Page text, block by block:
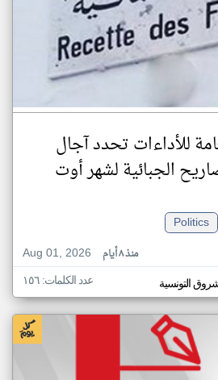
للأداءات تحدد آجال
الجبائية لشهر أوت
Politics
Aug 01, 2026
منذ ٨ أيام
التونسية عدد الكلمات: ١٥٦